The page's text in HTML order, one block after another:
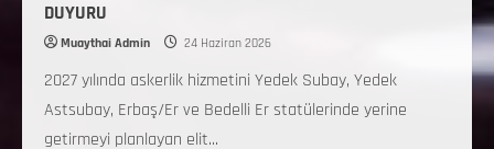
DUYURU
Muaythai Admin 24 Haziran 2026
2027 yılında askerlik hizmetini Yedek Subay, Yedek
Astsubay, Erbaş/Er ve Bedelli Er statülerinde yerine
getirmeyi planlayan elit...